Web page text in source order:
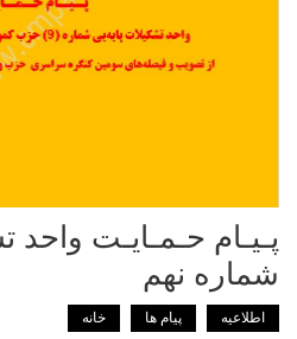
پـیـام حـمـایـت واحد
شماره نهم
اطلاعیه پیام ها خانه